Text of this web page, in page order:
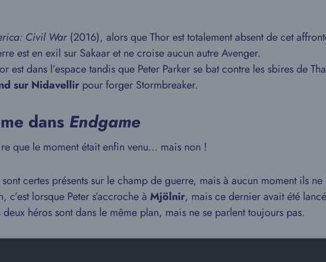
Civil War(2016), alors que Thor est totalement absent de cet
est en exil sur Sakaar et ne croise aucun autre Avenger.
est dans l’espace tandis que Peter Parker se bat contre les sbires de
sur Nidavellir pour forger Stormbreaker.
dans Endgame
que le moment était enfin venu… mais non !
certes présents sur le champ de guerre, mais à aucun moment ils ne
lorsque Peter s’accroche à Mjölnir, mais ce dernier avait été
deux héros sont dans le même plan, mais ne se parlent toujours pas.